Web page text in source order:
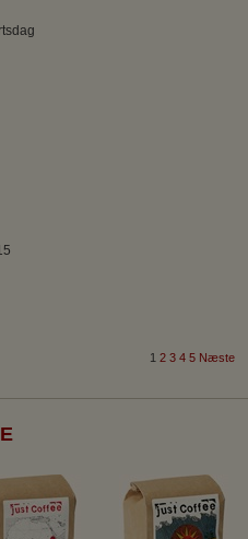
1 2 3 4 5 Næste